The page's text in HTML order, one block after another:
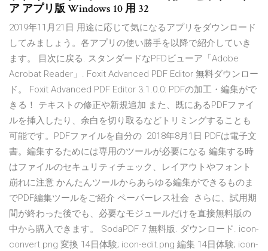
ア アプリ版 Windows 10 用 32
2019年11月21日 用途に応じて気になるアプリをダウンロード
してみましょう。各アプリの使い勝手を以降で紹介していき
ます。 目次に戻る. スタンダードなPFDビューア「Adobe
Acrobat Reader」. Foxit Advanced PDF Editor 無料ダウンロー
ド。 Foxit Advanced PDF Editor 3.1.0.0: PDFの加工・編集がで
きる！ テキストの修正や新規追加 また、既にあるPDFファイ
ルを挿入したり、余白を切り取るなどトリミングすることも
可能です。PDFファイルを自分の 2018年8月1日 PDFは電子文
書。編集するためには専用のツールが必要になる 編集する時
はファイルのセキュリティチェック、レイアウトやフォント
崩れに注意 かんたんツールからあらゆる編集ができるものま
でPDF編集ツールをご紹介 ペーパーレス社会 さらに、試用期
間が終わった後でも、必要なモジュールだけを直接無料版の
中から購入できます。 SodaPDF 7 無料版. ダウンロード. icon-
convert.png 変換 14日体験; icon-edit.png 編集 14日体験; icon-